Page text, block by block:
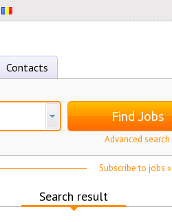
Contacts
Find Jobs
Advanced search
Subscribe to jobs »
Search result